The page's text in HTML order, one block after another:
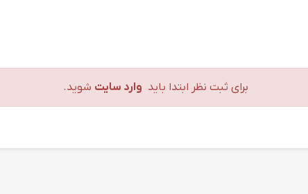
برای ثبت نظر ابتدا باید وارد سایت شوید.